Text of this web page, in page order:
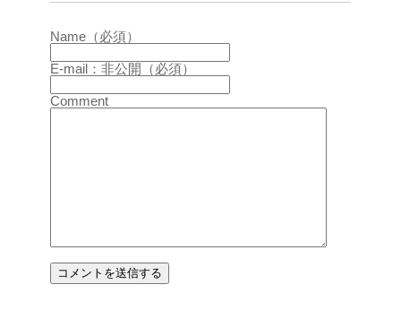
Name（必須）
E-mail：非公開（必須）
Comment